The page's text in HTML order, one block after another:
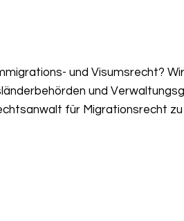
und Visumsrecht?
und
für Migrationsrecht zu